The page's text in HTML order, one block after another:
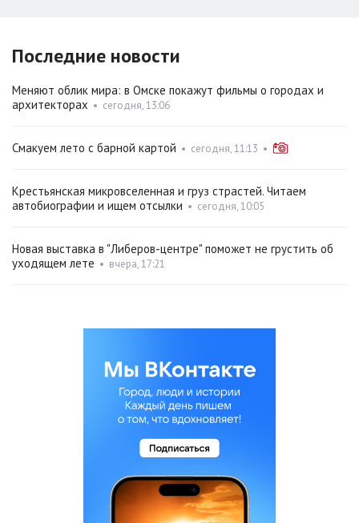
Последние новости
Меняют облик мира: в Омске покажут фильмы о городах и
архитекторах • сегодня, 13:06
Смакуем лето с барной картой • сегодня, 11:13 •
Крестьянская микровселенная и груз страстей. Читаем
автобиографии и ищем отсылки • сегодня, 10:05
Новая выставка в "Либеров-центре" поможет не грустить об
уходящем лете • вчера, 17:21